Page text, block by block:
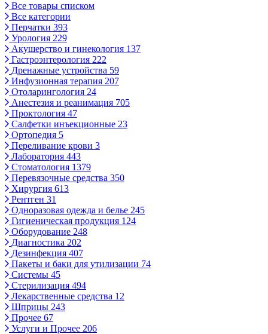
Все товары списком
Все категории
Перчатки 393
Урология 229
Акушерство и гинекология 137
Гастроэнтерология 222
Дренажные устройства 59
Инфузионная терапия 207
Отоларингология 24
Анестезия и реанимация 705
Проктология 47
Салфетки инъекционные 23
Ортопедия 5
Переливание крови 3
Лаборатория 443
Стоматология 1379
Перевязочные средства 350
Хирургия 613
Рентген 31
Одноразовая одежда и белье 245
Гигиеническая продукция 124
Оборудование 248
Диагностика 202
Дезинфекция 407
Пакеты и баки для утилизации 74
Системы 45
Стерилизация 494
Лекарственные средства 12
Шприцы 243
Прочее 67
Услуги и Прочее 206